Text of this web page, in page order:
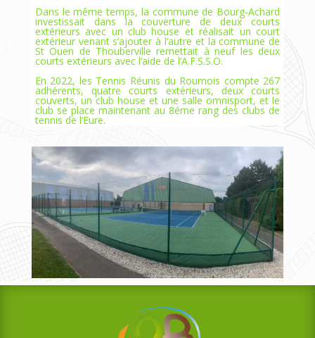
Dans le même temps, la commune de Bourg-Achard
investissait dans la couverture de deux courts
extérieurs avec un club house et réalisait un court
extérieur venant s’ajouter à l’autre et la commune de
St Ouen de Thouberville remettait à neuf les deux
courts extérieurs avec l’aide de l’A.F.S.S.O.
En 2022, les Tennis Réunis du Roumois compte 267
adhérents, quatre courts extérieurs, deux courts
couverts, un club house et une salle omnisport, et le
club se place maintenant au 8éme rang des clubs de
tennis de l’Eure.